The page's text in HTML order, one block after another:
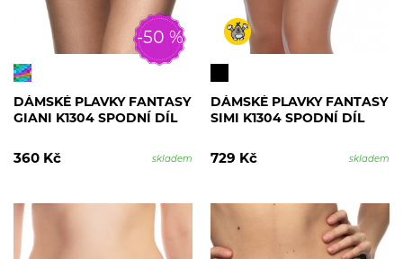
-50 %
DÁMSKÉ PLAVKY FANTASY
GIANI K1304 SPODNÍ DÍL
360 Kč skladem
DÁMSKÉ PLAVKY FANTASY
SIMI K1304 SPODNÍ DÍL
729 Kč skladem